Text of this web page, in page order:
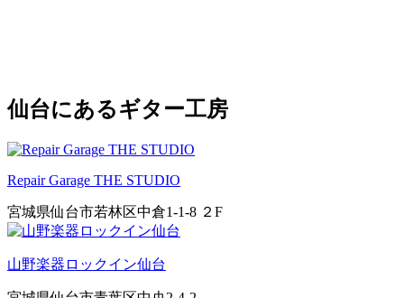
仙台にあるギター工房
Repair Garage THE STUDIO
宮城県仙台市若林区中倉1-1-8 ２F
山野楽器ロックイン仙台